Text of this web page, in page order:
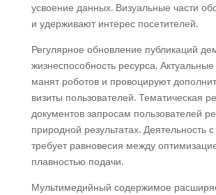
усвоение данных. Визуальные части
и удерживают интерес посетителей.
Регулярное обновление публикаций
жизнеспособность ресурса.
манят роботов и провоцируют
визиты пользователей. Тематическая
документов запросам пользователей
природной результатах. Деятельность
требует равновесия между
плавностью подачи.
Мультимедийный содержимое